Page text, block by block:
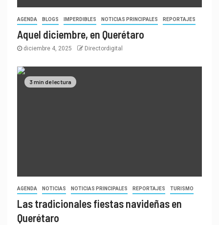
AGENDA BLOGS IMPERDIBLES NOTICIAS PRINCIPALES REPORTAJES
Aquel diciembre, en Querétaro
diciembre 4, 2025 Directordigital
3 min de lectura
AGENDA NOTICIAS NOTICIAS PRINCIPALES REPORTAJES TURISMO
Las tradicionales fiestas navideñas en
Querétaro